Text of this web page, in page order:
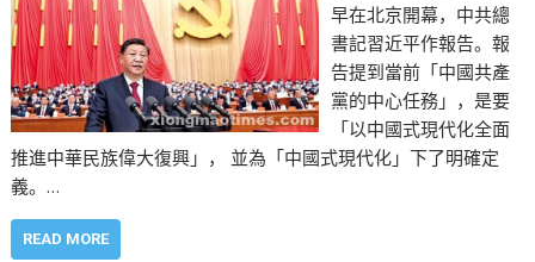
早在北京開幕，中共總
書記習近平作報告。報
告提到當前「中國共產
黨的中心任務」，是要
「以中國式現代化全面
推進中華民族偉大復興」， 並為「中國式現代化」下了明確定
義。…
READ MORE